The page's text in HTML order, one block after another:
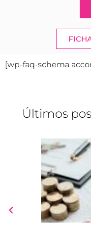
[wp-faq-schema
Últimos